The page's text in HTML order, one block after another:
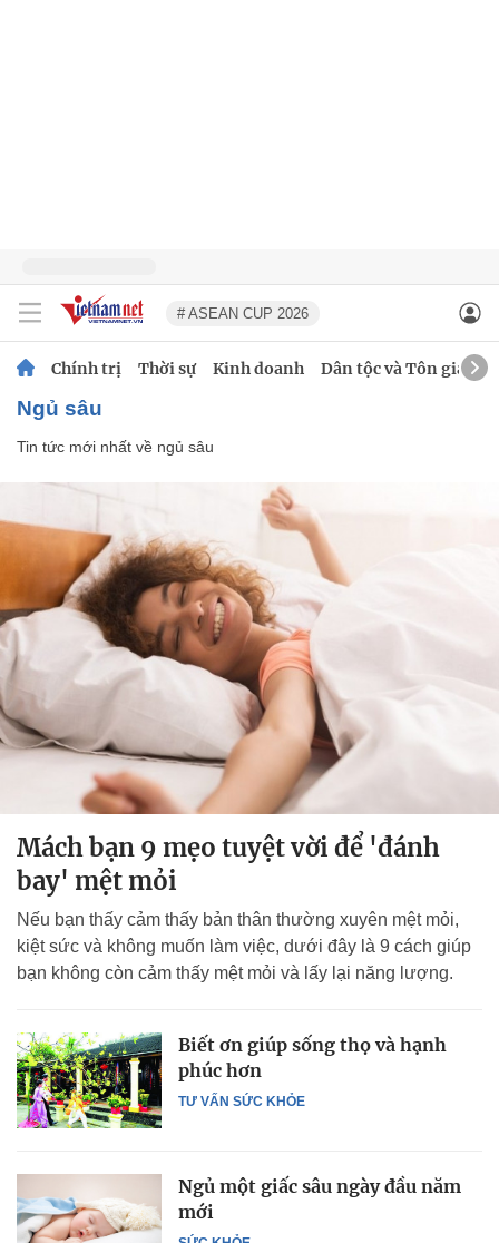
# ASEAN CUP 2026
Chính trị Thời sự Kinh doanh Dân tộc và Tôn giáo
ngủ sâu
Tin tức mới nhất về ngủ sâu
Mách bạn 9 mẹo tuyệt vời để 'đánh
bay' mệt mỏi
Nếu bạn thấy cảm thấy bản thân thường xuyên mệt mỏi,
kiệt sức và không muốn làm việc, dưới đây là 9 cách giúp
bạn không còn cảm thấy mệt mỏi và lấy lại năng lượng.
TƯ VẤN SỨC KHỎE
Biết ơn giúp sống thọ và hạnh
phúc hơn
Ngủ một giấc sâu ngày đầu năm
mới